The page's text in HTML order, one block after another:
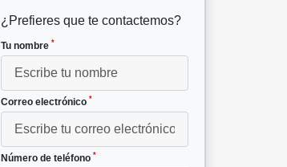
¿Prefieres que te contactemos?
Tu nombre *
Correo electrónico *
Número de teléfono *